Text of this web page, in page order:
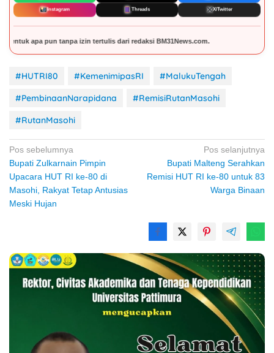
Instagram Threads X/Twitter
redaksi BM31News.com.
#HUTRI80 #KemenimipasRI
#MalukuTengah
#PembinaanNarapidana
#RemisiRutanMasohi
#RutanMasohi
Navigasi
pos
Pos sebelumnya
Bupati Zulkarnain Pimpin
Upacara HUT RI ke-80 di
Masohi, Rakyat Tetap Antusias
Meski Hujan
Pos selanjutnya
Bupati Malteng Serahkan
Remisi HUT RI ke-80 untuk 83
Warga Binaan
Rekomendasi untuk kamu